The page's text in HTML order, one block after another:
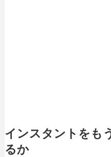
インスタントをも
るか